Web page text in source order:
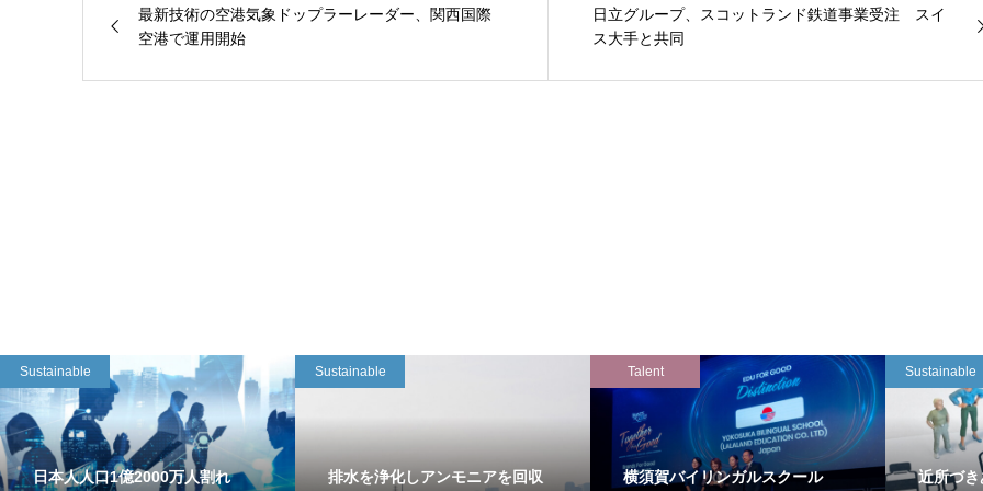
最新技術の空港気象ドップラーレーダー、関西国際
空港で運用開始
日立グループ、スコットランド鉄道事業受注 スイ
ス大手と共同
Sustainable
日本人人口1億2000万人割れ
Sustainable
排水を浄化しアンモニアを回収
Talent
横須賀バイリンガルスクール
Sustainable
近所づ